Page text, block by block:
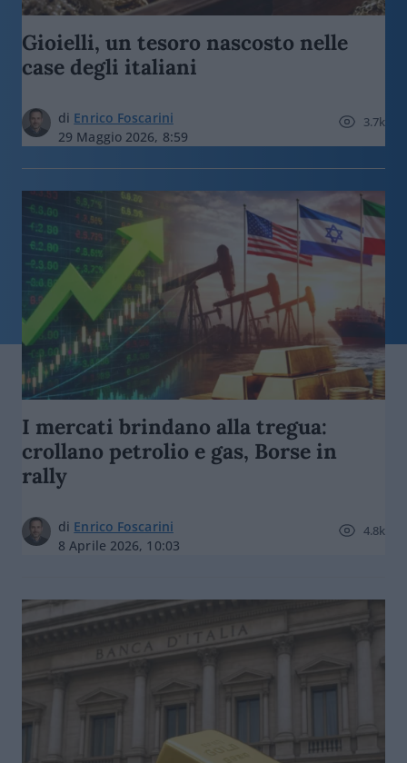
Gioielli, un tesoro nascosto nelle
case degli italiani
di Enrico Foscarini
29 Maggio 2026, 8:59
3.7k
I mercati brindano alla tregua:
crollano petrolio e gas, Borse in
rally
di Enrico Foscarini
8 Aprile 2026, 10:03
4.8k